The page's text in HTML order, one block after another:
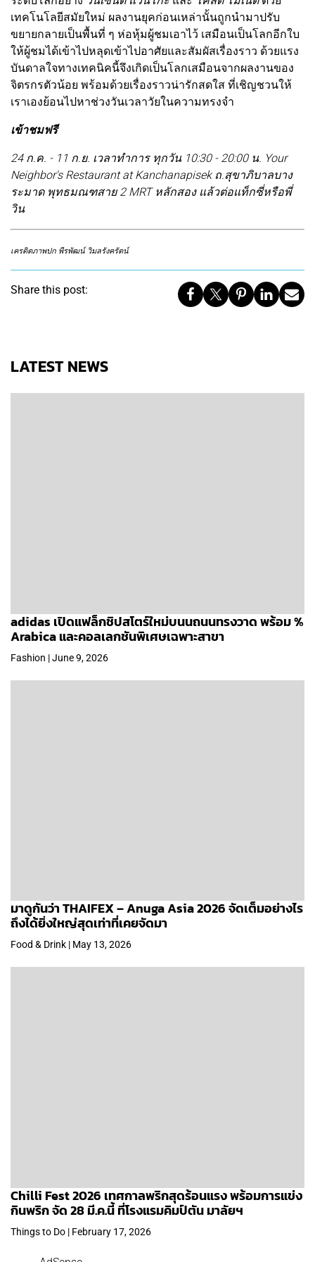
เทคโนโลยีสมัยใหม่ ผลงานยุคก่อนเหล่านั้นถูกนำมาปรับ
ขยายกลายเป็นพื้นที่ ๆ ห่อหุ้มผู้ชมเอาไว้ เสมือนเป็นโลกอีกใบ
ให้ผู้ชมได้เข้าไปหลุดเข้าไปอาศัยและสัมผัสเรื่องราว ด้วยแรง
บันดาลใจทางเทคนิคนี้จึงเกิดเป็นโลกเสมือนจากผลงานของ
จิตรกรตัวน้อย พร้อมด้วยเรื่องราวน่ารักสดใส ที่เชิญชวนให้
เราเองย้อนไปหาช่วงวันเวลาวัยในความทรงจำ
เข้าชมฟรี
24 ก.ค. - 11 ก.ย. เวลาทำการ ทุกวัน 10:30 - 20:00 น. Your
Neighbor's Restaurant at Kanchanapisek ถ.สุขาภิบาลบาง
ระมาด พุทธมณฑสาย 2 MRT หลักสอง แล้วต่อแท็กซี่หรือพี่
วิน
เครดิตภาพปก พีรพัฒน์ วิมลรังครัตน์
Share this post:
LATEST NEWS
adidas เปิดแฟล็กชิปสโตร์ใหม่บนนถนนทรงวาด พร้อม %
Arabica และคอลเลกชันพิเศษเฉพาะสาขา
Fashion | June 9, 2026
มาดูกันว่า THAIFEX – Anuga Asia 2026 จัดเต็มอย่างไร
ถึงได้ยิ่งใหญ่สุดเท่าที่เคยจัดมา
Food & Drink | May 13, 2026
Chilli Fest 2026 เทศกาลพริกสุดร้อนแรง พร้อมการแข่ง
กินพริก จัด 28 มี.ค.นี้ ที่โรงแรมคิมป์ตัน มาลัยฯ
Things to Do | February 17, 2026